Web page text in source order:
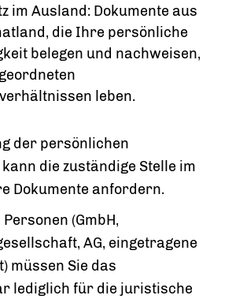
im Ausland: Dokumente aus
die Ihre persönliche
belegen und nachweisen,
leben.
der persönlichen
die zuständige Stelle im
Dokumente anfordern.
(GmbH,
AG, eingetragene
müssen Sie das
lediglich für die juristische